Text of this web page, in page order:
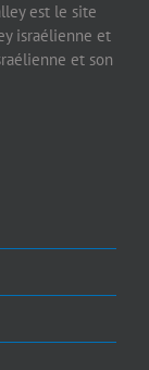
est le site
israélienne et
et son